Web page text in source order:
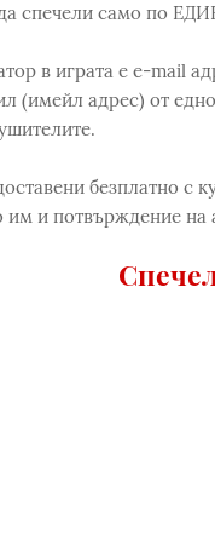
спечели само по
в играта е e-mail
(имейл адрес) от
безплатно с
им и потвърждение на